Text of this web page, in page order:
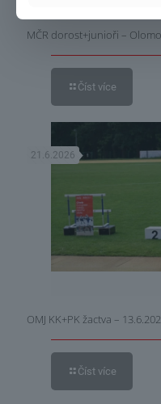
MČR dorost+junioři –
Číst více
21.6.2026
OMJ KK+PK žactva –
Číst více